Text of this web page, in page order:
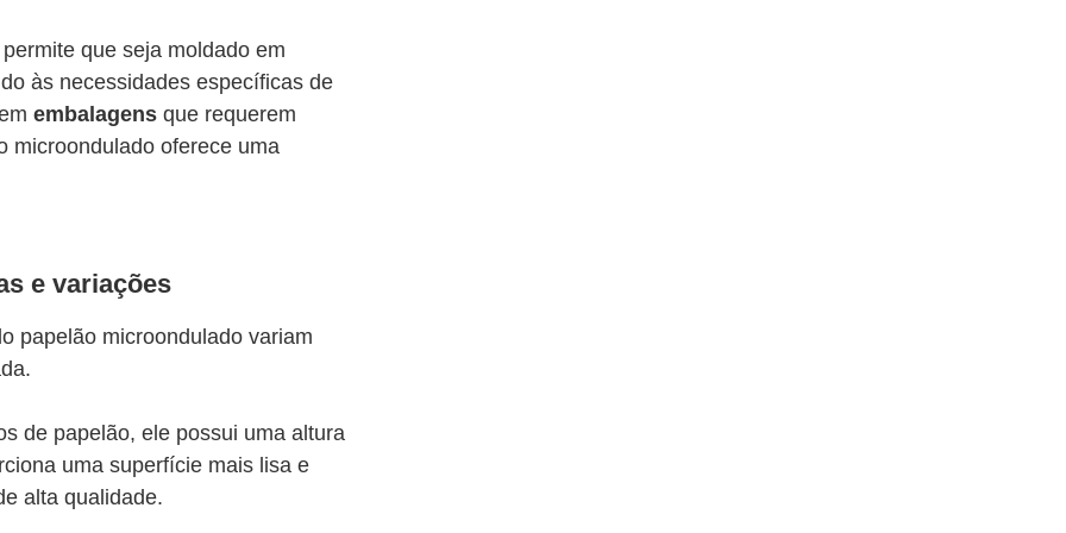
que seja moldado em
às necessidades específicas de
embalagens que requerem
microondulado oferece uma
e variações
papelão microondulado variam
de papelão, ele possui uma altura
uma superfície mais lisa e
alta qualidade.